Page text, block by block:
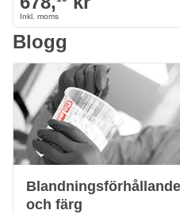
Blogg
och färg